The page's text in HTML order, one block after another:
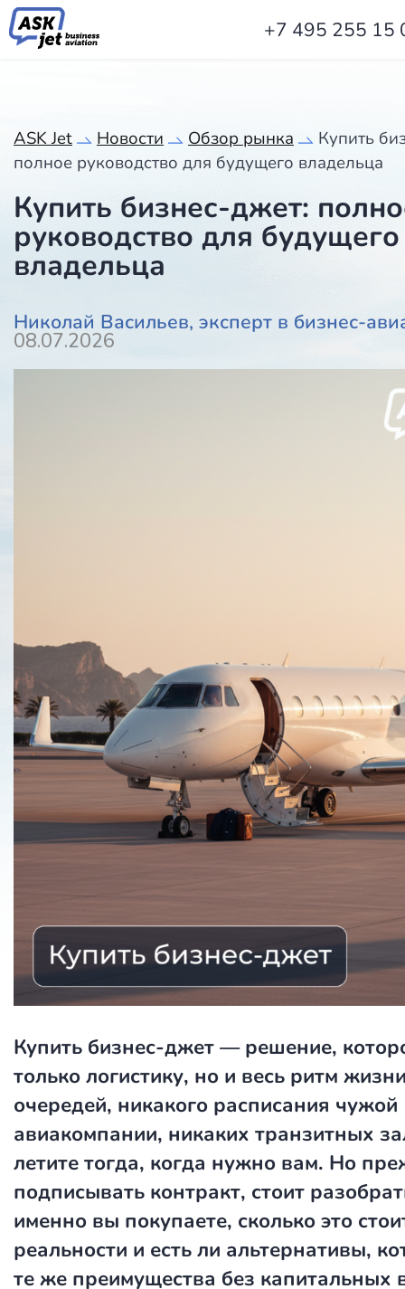
+7 495 255 15
ASK Jet Новости Обзор рынка
Купить
полное руководство для будущего владельца
Купить бизнес-джет:
руководство для будущего
владельца
Николай Васильев, эксперт в бизнес-
08.07.2026
Купить бизнес-джет — решение,
только логистику, но и весь ритм
очередей, никакого расписания чужой
авиакомпании, никаких транзитных
летите тогда, когда нужно вам. Но
подписывать контракт, стоит
именно вы покупаете, сколько это
реальности и есть ли альтернативы,
те же преимущества без капитальных